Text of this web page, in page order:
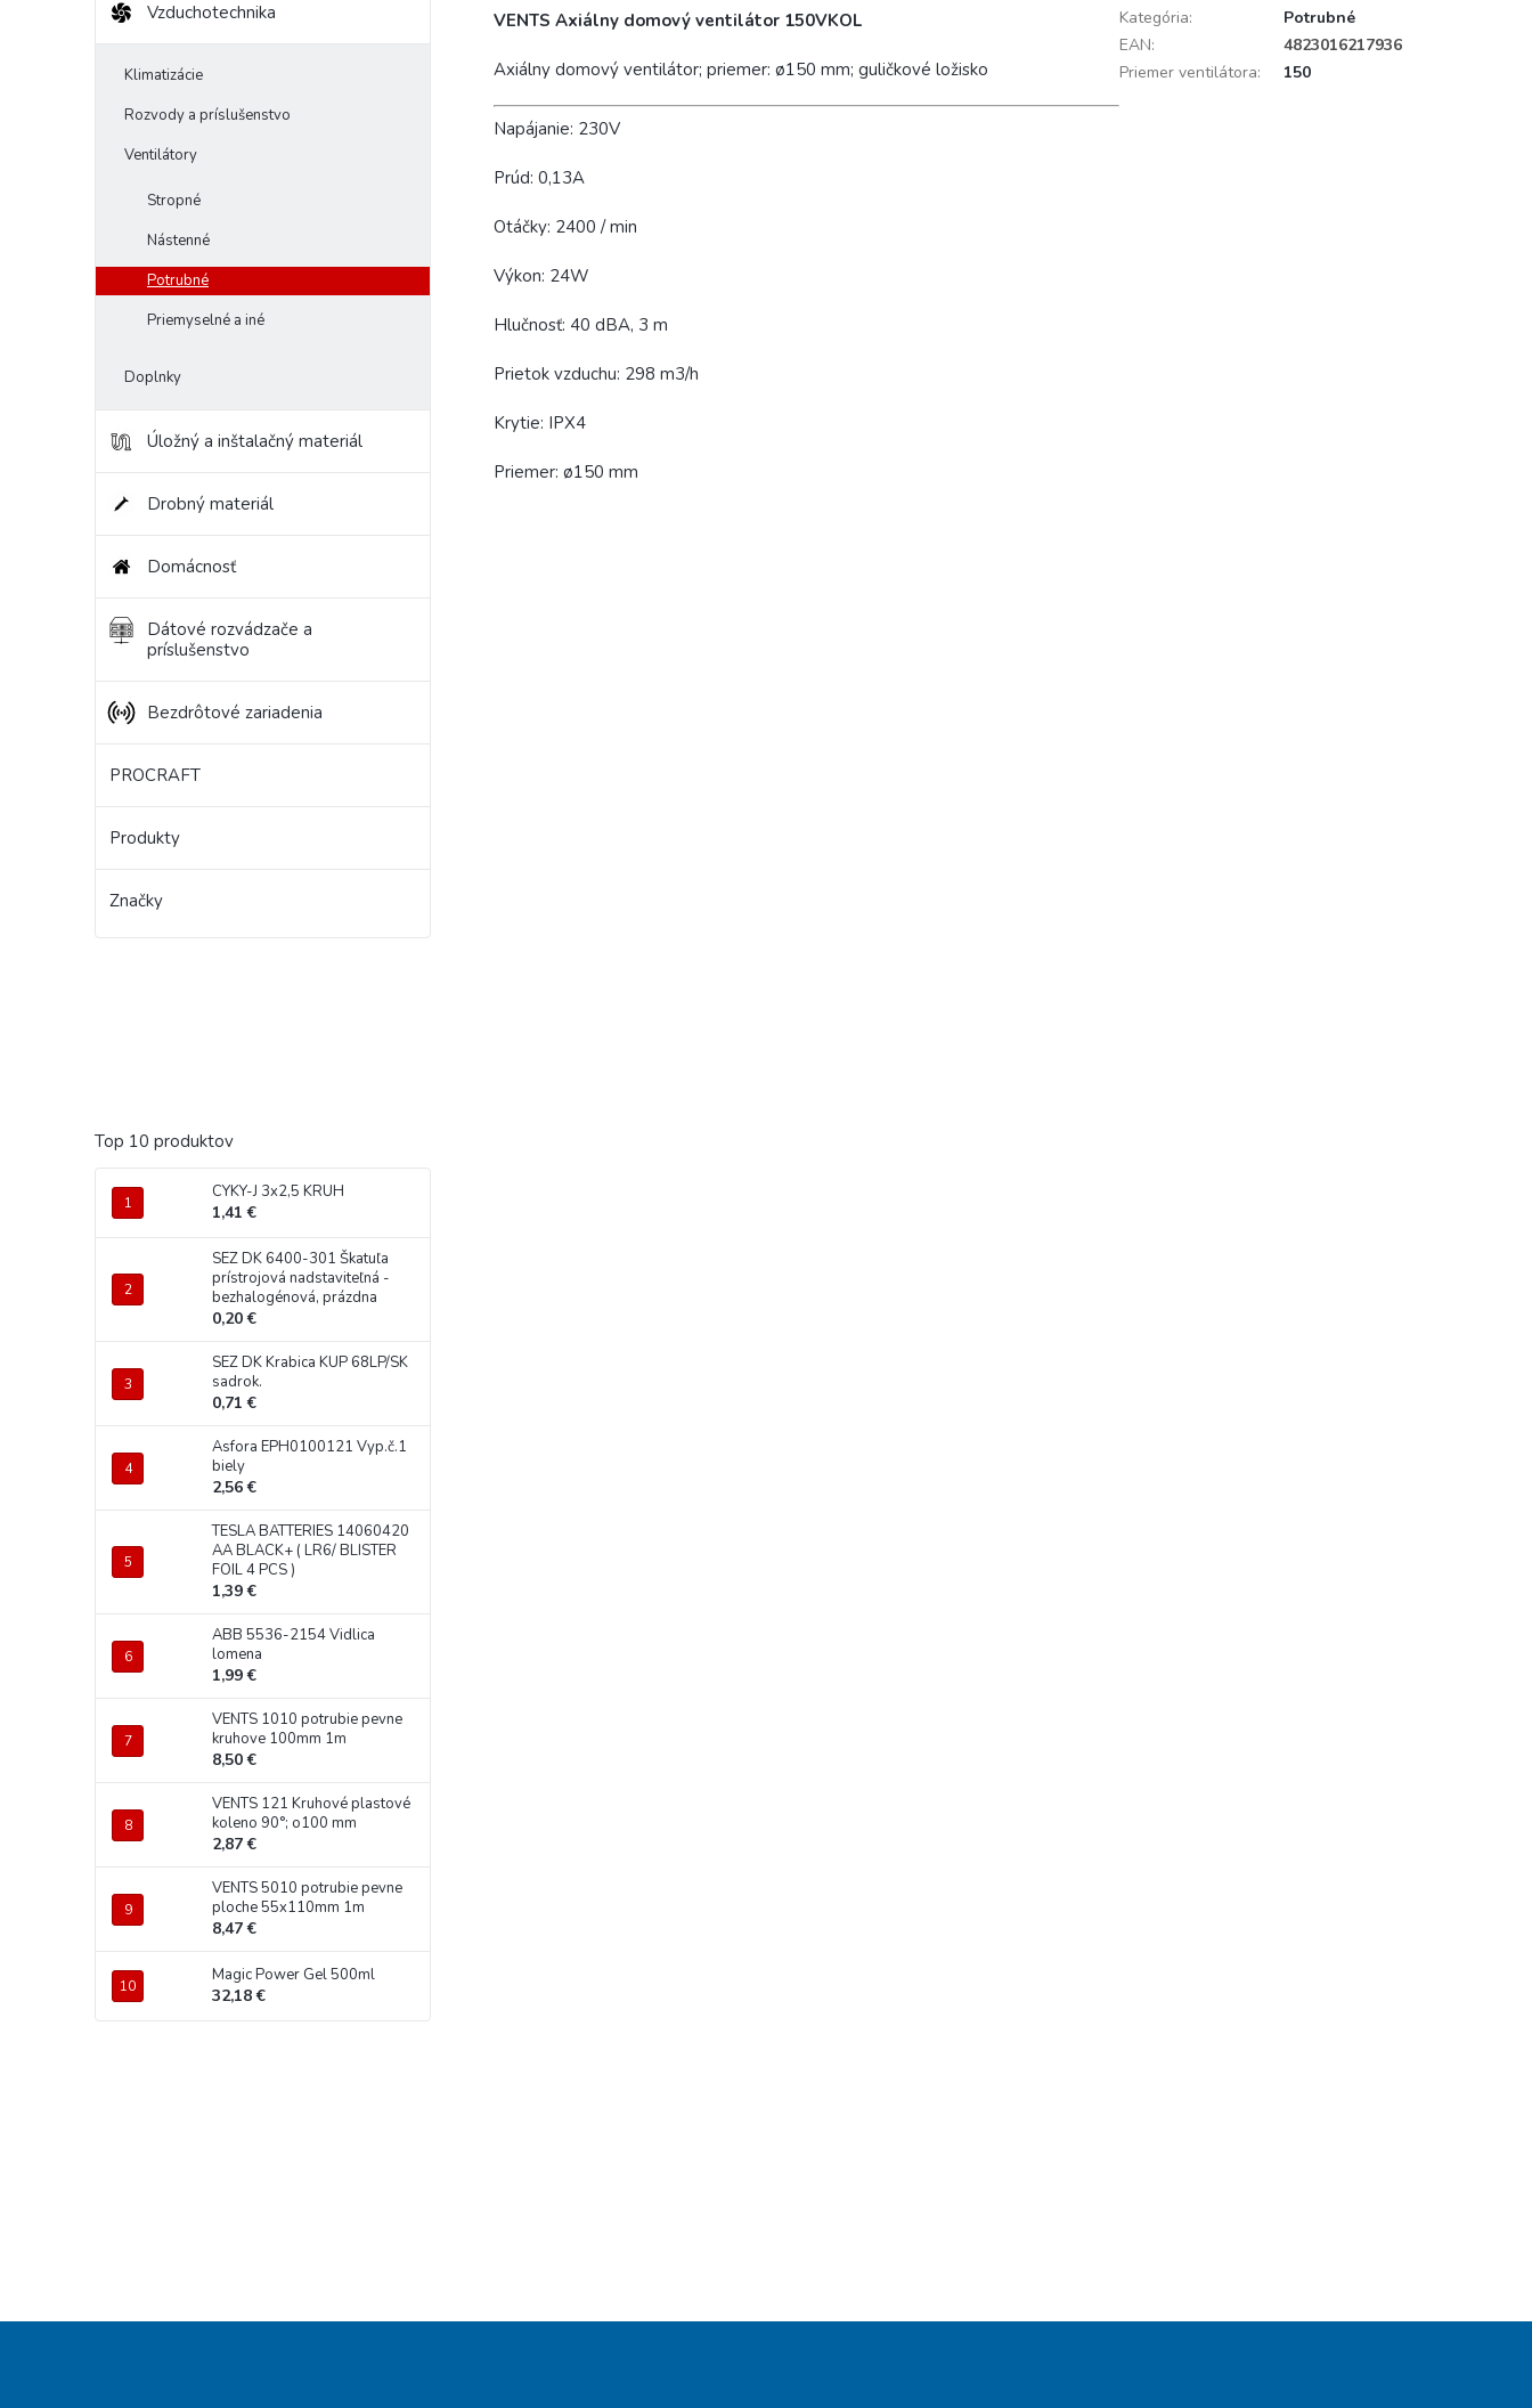
Vzduchotechnika
Klimatizácie
Rozvody a príslušenstvo
Ventilátory
Stropné
Nástenné
Potrubné
Priemyselné a iné
Doplnky
Úložný a inštalačný materiál
Drobný materiál
Domácnosť
Dátové rozvádzače a
príslušenstvo
Bezdrôtové zariadenia
PROCRAFT
Produkty
Značky
Top 10 produktov
CYKY-J 3x2,5 KRUH
1,41 €
SEZ DK 6400-301 Škatuľa
prístrojová nadstaviteľná -
bezhalogénová, prázdna
0,20 €
SEZ DK Krabica KUP 68LP/SK
sadrok.
0,71 €
Asfora EPH0100121 Vyp.č.1
biely
2,56 €
TESLA BATTERIES 14060420
AA BLACK+ ( LR6/ BLISTER
FOIL 4 PCS )
1,39 €
ABB 5536-2154 Vidlica
lomena
1,99 €
VENTS 1010 potrubie pevne
kruhove 100mm 1m
8,50 €
VENTS 121 Kruhové plastové
koleno 90°; o100 mm
2,87 €
VENTS 5010 potrubie pevne
ploche 55x110mm 1m
8,47 €
Magic Power Gel 500ml
32,18 €
VENTS Axiálny domový ventilátor 150VKOL
Axiálny domový ventilátor; priemer: ø150 mm; guličkové ložisko
Napájanie: 230V
Prúd: 0,13A
Otáčky: 2400 / min
Výkon: 24W
Hlučnosť: 40 dBA, 3 m
Prietok vzduchu: 298 m3/h
Krytie: IPX4
Priemer: ø150 mm
Kategória:
Potrubné
EAN:
4823016217936
Priemer ventilátora: 150